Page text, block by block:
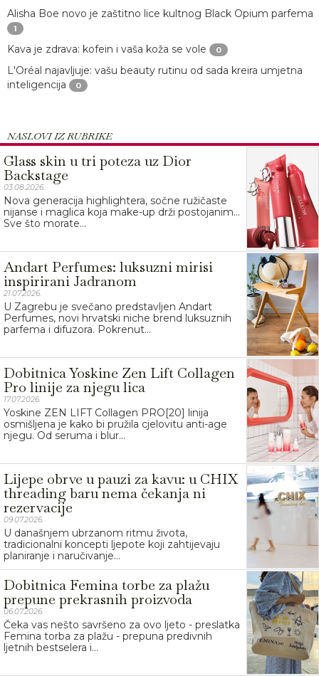
Alisha Boe novo je zaštitno lice kultnog Black Opium parfema
1
Kava je zdrava: kofein i vaša koža se vole 0
L'Oréal najavljuje: vašu beauty rutinu od sada kreira umjetna
inteligencija
0
NASLOVI IZ RUBRIKE
Glass skin u tri poteza uz Dior
Backstage
03.08.2026.
Nova generacija highlightera, sočne ružičaste
nijanse i maglica koja make-up drži postojanim…
Sve što morate...
Andart Perfumes: luksuzni mirisi
inspirirani Jadranom
21.07.2026.
U Zagrebu je svečano predstavljen Andart
Perfumes, novi hrvatski niche brend luksuznih
parfema i difuzora. Pokrenut...
Dobitnica Yoskine Zen Lift Collagen
Pro linije za njegu lica
17.07.2026.
Yoskine ZEN LIFT Collagen PRO[20] linija
osmišljena je kako bi pružila cjelovitu anti-age
njegu. Od seruma i blur...
Lijepe obrve u pauzi za kavu: u CHIX
threading baru nema čekanja ni
rezervacije
09.07.2026.
U današnjem ubrzanom ritmu života,
tradicionalni koncepti ljepote koji zahtijevaju
planiranje i naručivanje...
Dobitnica Femina torbe za plažu
prepune prekrasnih proizvoda
06.07.2026.
Čeka vas nešto savršeno za ovo ljeto - preslatka
Femina torba za plažu - prepuna predivnih
ljetnih bestselera i...